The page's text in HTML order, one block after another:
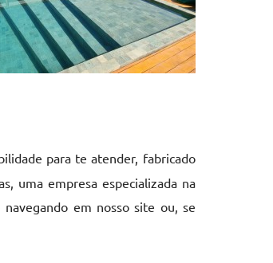
para te atender, fabricado
uma empresa especializada na
em nosso site ou, se